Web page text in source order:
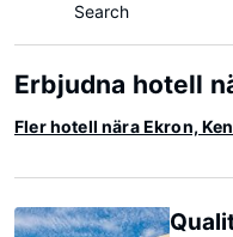
Search
Erbjudna hotell
Fler hotell nära Ekron,